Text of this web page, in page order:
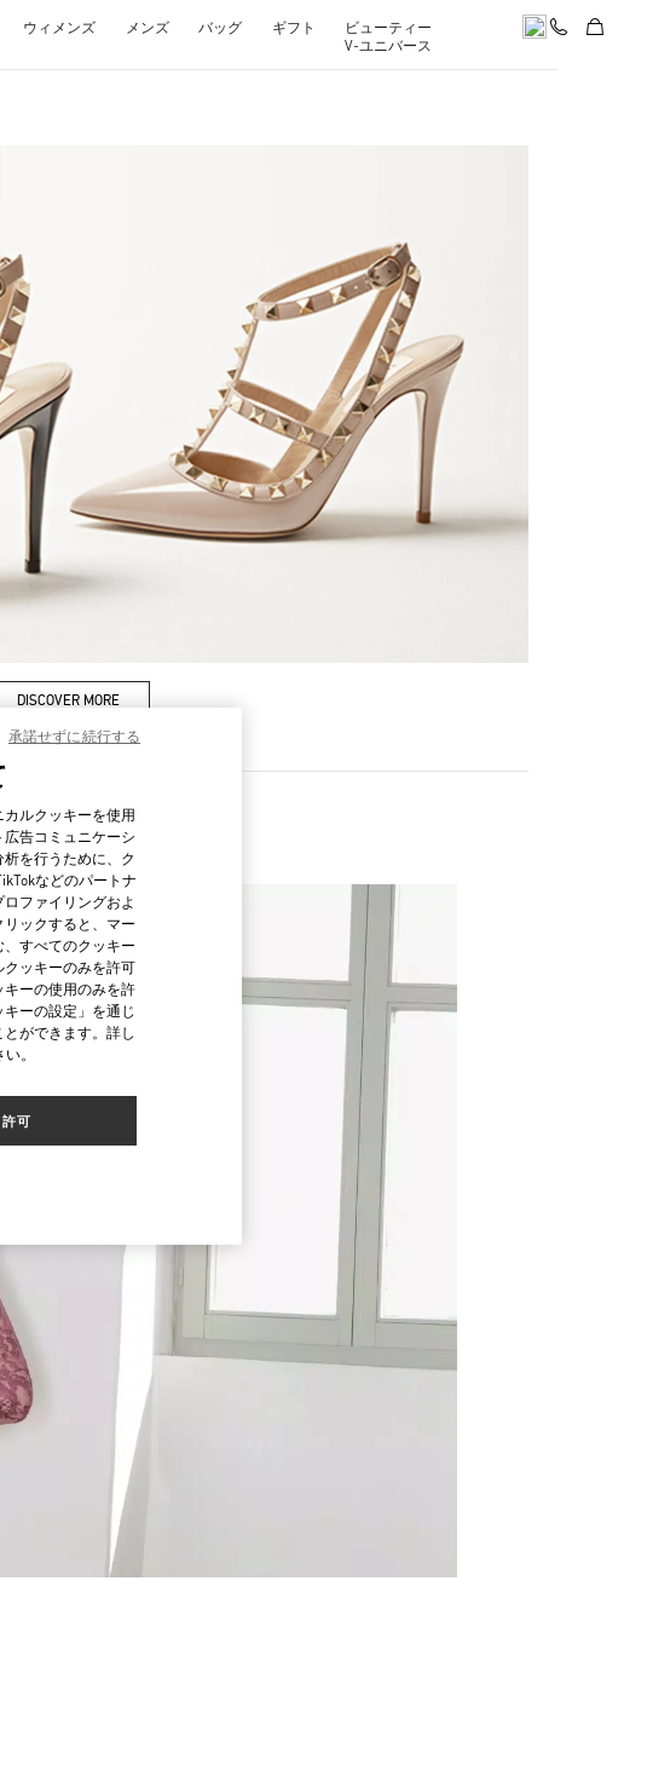
ウィメンズ メンズ バッグ ギフト
ビューティー
V-ユニバース
DISCOVER MORE
Link Opens in New Tab
ルクッキーを使用
告コミュニケーシ
を行うために、ク
などのパートナ
ファイリングおよ
ックすると、マー
すべてのクッキー
ッキーのみを許可
ーの使用のみを許
ーの設定」を通じ
ができます。詳し
。
可
承諾せずに続行する